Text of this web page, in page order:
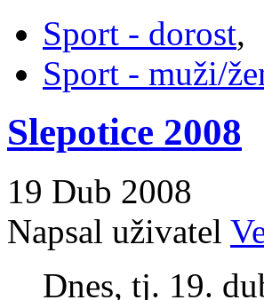
Sport - dorost,
Sport - muži/
Slepotice 2008
19 Dub 2008
Napsal uživatel
Dnes, tj. 19.